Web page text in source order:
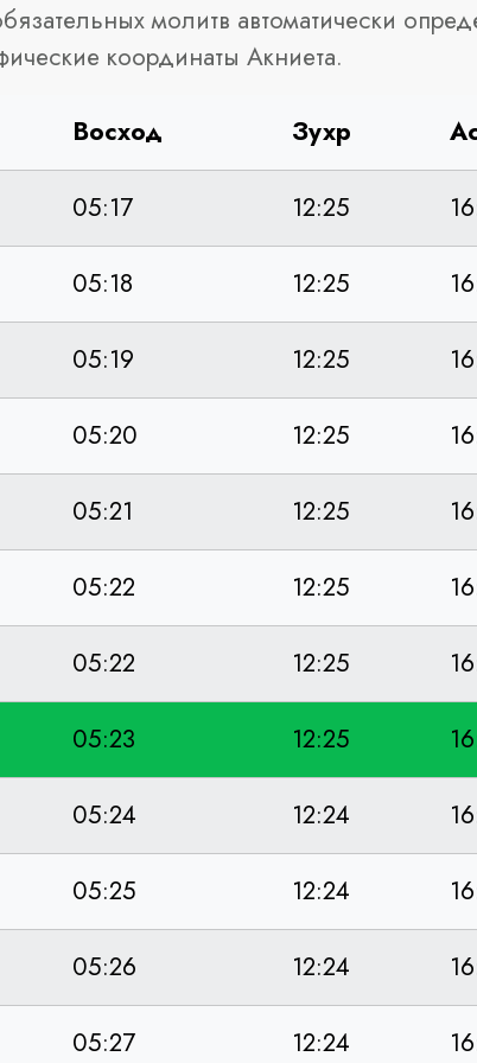
молитв автоматически
координаты Акниета.
Восход Зухр
05:17 12:25
05:18 12:25
05:19 12:25
05:20 12:25
05:21 12:25
05:22 12:25
05:22 12:25
05:23 12:25
05:24 12:24
05:25 12:24
05:26 12:24
05:27 12:24